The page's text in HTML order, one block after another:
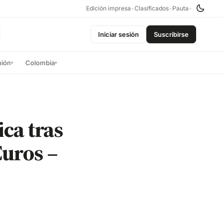
Edición impresa •Clasificados• Pauta •
Iniciar sesión Suscribirse
▾ Colombia▾
tras
–